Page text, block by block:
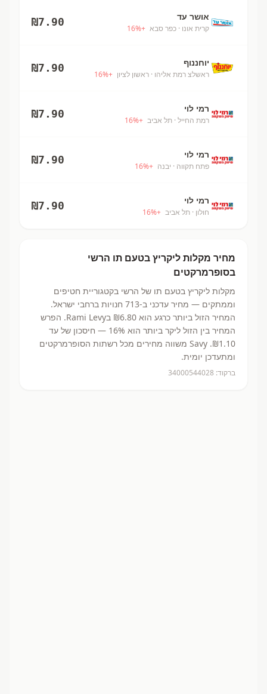
אושר עד
קרית אונו · כפר סבא +
16%
₪7.90
יוחננוף
ראשלצ רמת אליהו · ראשון לציון +
16%
₪7.90
רמי לוי
רמת החייל · תל אביב +
16%
₪7.90
רמי לוי
פתח תקווה · יבנה +
16%
₪7.90
רמי לוי
חולון · תל אביב +
16%
₪7.90
מחיר מקלות ליקריץ בטעם תו הרשי
בסופרמרקטים
מקלות ליקריץ בטעם תו של הרשי בקטגוריית חטיפים
וממתקים — מחיר עדכני ב-713 חנויות ברחבי ישראל.
המחיר הזול ביותר כרגע הוא ₪6.80
בRami Levy.
הפרש
המחיר בין הזול ליקר ביותר הוא 16% — חיסכון של עד
₪1.10.
Savy משווה מחירים מכל רשתות הסופרמרקטים
ומתעדכן יומית.
ברקוד: 34000544028